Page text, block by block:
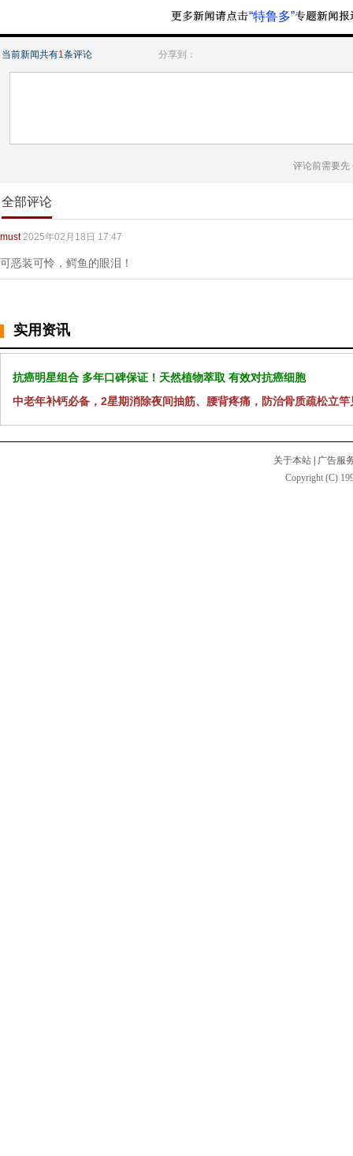
“特鲁多”
当前新闻共有1 条评论 分享到：
评论前需要先
全部评论
must 2025年02月18日 17:47
可恶装可怜，鳄鱼的眼泪！
实用资讯
抗癌明星组合 多年口碑保证！天然植物萃取 有效对抗癌细胞
中老年补钙必备，2星期消除夜间抽筋、腰背疼痛，防治骨质疏松立竿
关于本站 | 广告服
Copyright (C)